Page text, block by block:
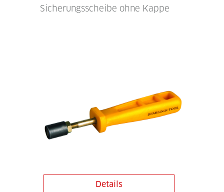
Sicherungsscheibe ohne Kappe
Details